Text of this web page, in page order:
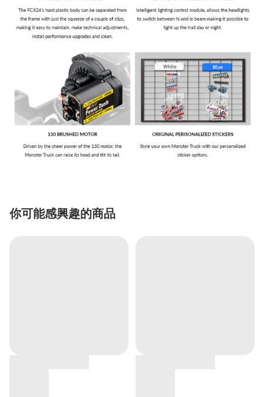
你可能感興趣的商品